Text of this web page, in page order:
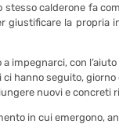
calderone fa
giustificare la propria
a impegnarci, con
hanno seguito, giorno
nuovi e concreti
in cui emergono,